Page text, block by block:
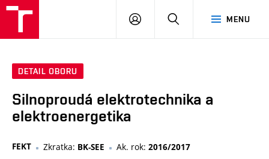
MENU
PŘIHLÁSIT
DETAIL OBORU
Silnoproudá elektrotechnika a
elektroenergetika
FEKT Zkratka: BK-SEE Ak. rok: 2016/2017